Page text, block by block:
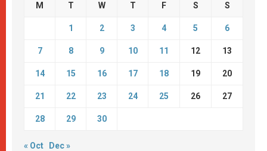
M T W T F S S
1 2 3 4 5 6
7 8 9 10 11 12 13
14 15 16 17 18 19 20
21 22 23 24 25 26 27
28 29 30
« Oct Dec »